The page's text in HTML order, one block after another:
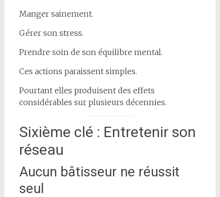
Manger sainement.
Gérer son stress.
Prendre soin de son équilibre mental.
Ces actions paraissent simples.
Pourtant elles produisent des effets
considérables sur plusieurs décennies.
Sixième clé : Entretenir son
réseau
Aucun bâtisseur ne réussit
seul